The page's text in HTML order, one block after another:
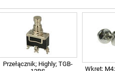
Przełącznik; Highly; TGB-
Wkręt;